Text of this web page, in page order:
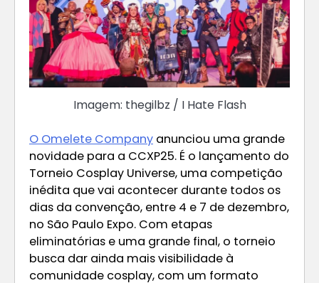
Imagem: thegilbz / I Hate Flash
O Omelete Company anunciou uma grande
novidade para a CCXP25. É o lançamento do
Torneio Cosplay Universe, uma competição
inédita que vai acontecer durante todos os
dias da convenção, entre 4 e 7 de dezembro,
no São Paulo Expo. Com etapas
eliminatórias e uma grande final, o torneio
busca dar ainda mais visibilidade à
comunidade cosplay, com um formato